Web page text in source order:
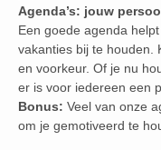
Agenda’s: jouw
Een goede agenda
vakanties bij te houden.
en voorkeur. Of je nu
er is voor iedereen een
Bonus: Veel van onze
om je gemotiveerd te